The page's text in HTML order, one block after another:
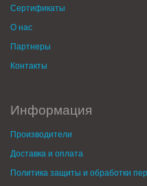
Сертификаты
О нас
Партнеры
Контакты
Информация
Производители
Доставка и оплата
Политика защиты и обработки